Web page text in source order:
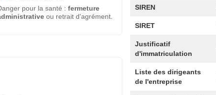
pour la santé : fermeture
ou retrait d'agrément.
SIREN
SIRET
Justificatif
d'immatriculation
Liste des dirigeants
de l'entreprise